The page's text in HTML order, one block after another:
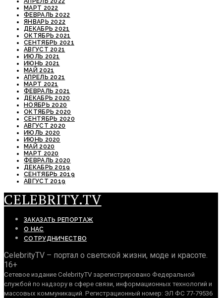
МАРТ 2022
ФЕВРАЛЬ 2022
ЯНВАРЬ 2022
ДЕКАБРЬ 2021
ОКТЯБРЬ 2021
СЕНТЯБРЬ 2021
АВГУСТ 2021
ИЮЛЬ 2021
ИЮНЬ 2021
МАЙ 2021
АПРЕЛЬ 2021
МАРТ 2021
ФЕВРАЛЬ 2021
ДЕКАБРЬ 2020
НОЯБРЬ 2020
ОКТЯБРЬ 2020
СЕНТЯБРЬ 2020
АВГУСТ 2020
ИЮЛЬ 2020
ИЮНЬ 2020
МАЙ 2020
МАРТ 2020
ФЕВРАЛЬ 2020
ДЕКАБРЬ 2019
СЕНТЯБРЬ 2019
АВГУСТ 2019
CELEBRITY.TV
ЗАКАЗАТЬ РЕПОРТАЖ
О НАС
СОТРУДНИЧЕСТВО
CelebrityTV – портал о светской жизни, моде и красоте.
16+
Сетевое издание CelebrityTV зарегистрировано Федеральной
службой по надзору в сфере связи, информационных технологий и
массовых коммуникаций. Регистрационный номер: ЭЛ ФС 77-79536